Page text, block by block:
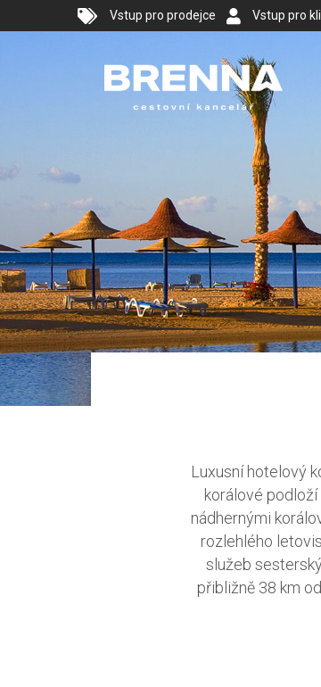
Vstup pro prodejce Vstup pro
Luxusní hotelový
korálové
nádhernými
rozlehlého
služeb
přibližně 38 km